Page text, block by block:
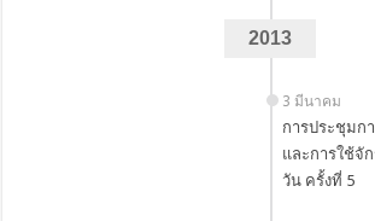
2013
3 มีนาคม
การประชุมก
และการใช้จั
วัน ครั้งที่ 5